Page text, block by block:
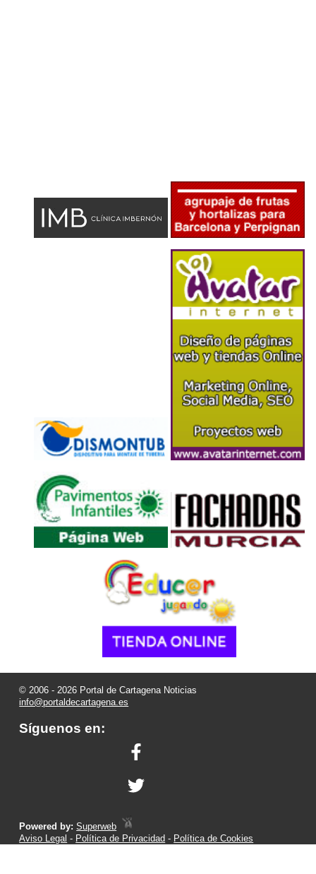
© 2006 - 2026 Portal de Cartagena Noticias
info@portaldecartagena.es
Síguenos en:
Powered by:Superweb
Aviso Legal - Política de Privacidad - Política de Cookies